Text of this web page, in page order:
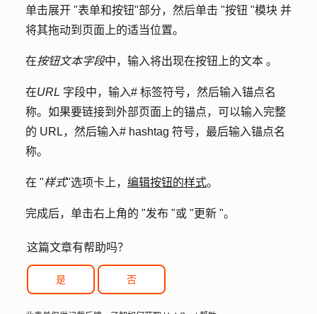
单击展开 "表单和按钮"部分，然后单击 "按钮 "模块 并
将其拖动到页面上的适当位置。
在按钮文本字段中，输入将出现在按钮上的文本 。
在URL 字段中，输入# 标签符号，然后输入锚点名
称。如果要链接到外部页面上的锚点，可以输入完整
的 URL，然后输入# hashtag 符号，最后输入锚点名
称。
在 "样式"选项卡上， 编辑按钮的样式。
完成后，单击右上角的 "发布 "或 "更新 "。
这篇文章有帮助吗？
是 否